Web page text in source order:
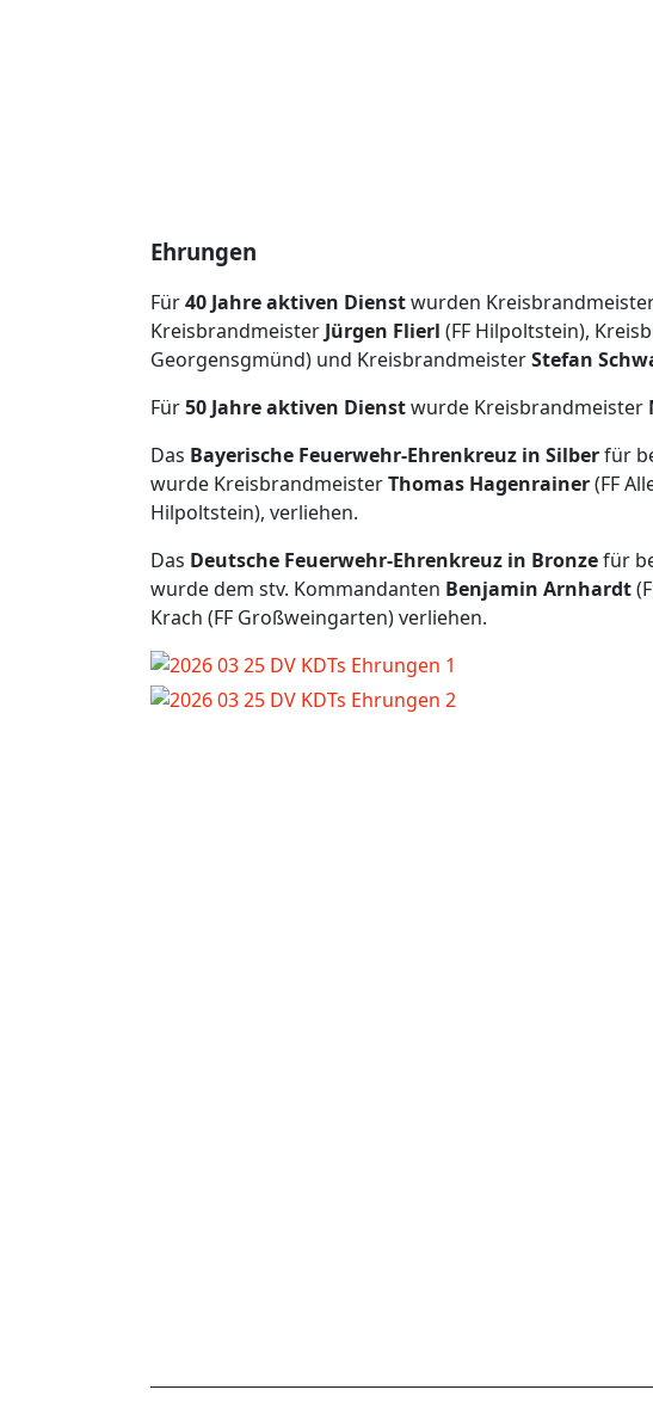
Ehrungen
Für40 Jahre aktiven Dienstwurden
Kreisbrandmeister Jürgen Flierl (FF Hilpoltstein),
Georgensgmünd) und KreisbrandmeisterStefan
Für50 Jahre aktiven Dienstwurde Kreisbrandmeister
Das Bayerische Feuerwehr-Ehrenkreuz in Silberfür
wurde KreisbrandmeisterThomas Hagenrainer(FF
Hilpoltstein), verliehen.
Das Deutsche Feuerwehr-Ehrenkreuz in Bronzefür
wurde dem stv. Kommandanten Benjamin Arnhardt
Krach (FF Großweingarten) verliehen.